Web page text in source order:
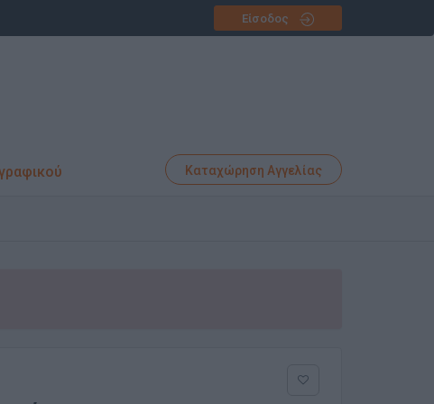
Είσοδος
Καταχώρηση Αγγελίας